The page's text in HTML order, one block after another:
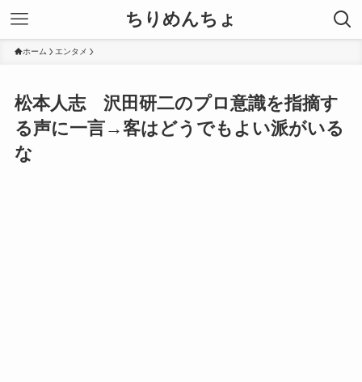
ちりめんちょ
ホーム エンタメ
松本人志 沢田研二のプロ意識を指摘す
る声に一言→客はどうでもよい派がいる
な